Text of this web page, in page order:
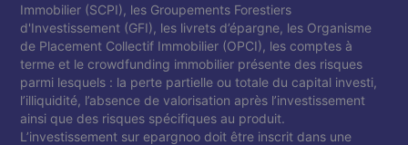
Immobilier (SCPI), les Groupements Forestiers
d'Investissement (GFI), les livrets d’épargne, les Organisme
de Placement Collectif Immobilier (OPCI), les comptes à
terme et le crowdfunding immobilier présente des risques
parmi lesquels : la perte partielle ou totale du capital investi,
l’illiquidité, l’absence de valorisation après l’investissement
ainsi que des risques spécifiques au produit.
L’investissement sur epargnoo doit être inscrit dans une